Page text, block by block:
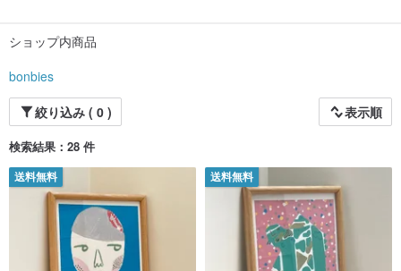
ショップ内商品
bonbies
絞り込み ( 0 )
表示順
検索結果：28 件
送料無料 送料無料